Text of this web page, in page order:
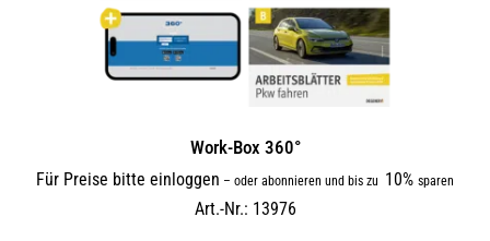
Work-Box 360°
Für Preise bitte einloggen – oder abonnieren und bis zu 10% sparen
Art.-Nr.: 13976